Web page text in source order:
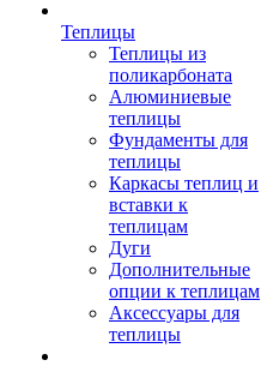
Теплицы
Теплицы из
поликарбоната
Алюминиевые
теплицы
Фундаменты для
теплицы
Каркасы теплиц и
вставки к
теплицам
Дуги
Дополнительные
опции к теплицам
Аксессуары для
теплицы